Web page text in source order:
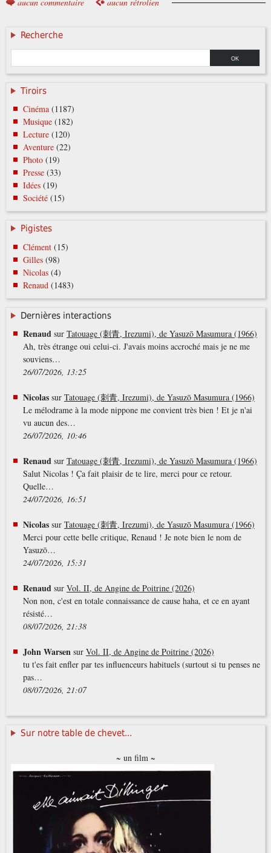
Recherche
Tiroirs
Cinéma (1187)
Musique (182)
Lecture (120)
Aventure (22)
Photo (19)
Presse (33)
Idées (19)
Société (15)
Pigistes
Clément(15)
Gilles(98)
Nicolas(4)
Renaud (1483)
Dernières interactions
Renaudsur Tatouage (刺青, Irezumi), de Yasuzō Masumura (1966)
Ah, très étrange oui celui-ci. J'avais moins accroché mais je ne me
souviens…
26/07/2026, 13:25
Nicolassur Tatouage (刺青, Irezumi), de Yasuzō Masumura (1966)
Le mélodrame à la mode nippone me convient très bien ! Et je n'ai
vu aucun des…
26/07/2026, 10:46
Renaudsur Tatouage (刺青, Irezumi), de Yasuzō Masumura (1966)
Salut Nicolas ! Ça fait plaisir de te lire, merci pour ce retour.
Quelle…
24/07/2026, 16:51
Nicolassur Tatouage (刺青, Irezumi), de Yasuzō Masumura (1966)
Merci pour cette belle critique, Renaud ! Je note bien le nom de
Yasuzō…
24/07/2026, 15:31
Renaudsur Vol. II, de Angine de Poitrine (2026)
Non non, c'est en totale connaissance de cause haha, et ce en ayant
résisté…
08/07/2026, 21:38
John Warsensur Vol. II, de Angine de Poitrine (2026)
tu t'es fait enfler par tes influenceurs habituels (surtout si tu penses ne
pas…
08/07/2026, 21:07
Sur notre table de chevet...
~ un film ~